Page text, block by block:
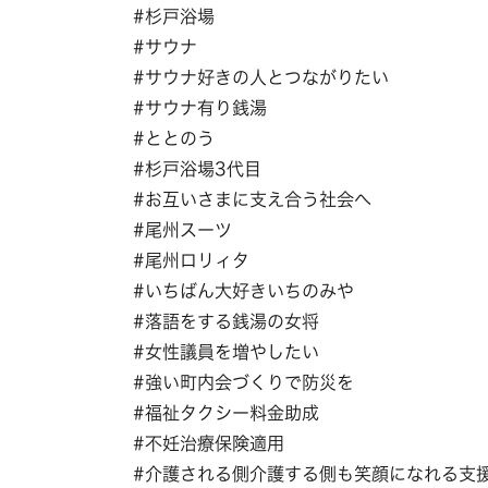
#杉戸浴場
#サウナ
#サウナ好きの人とつながりたい
#サウナ有り銭湯
#ととのう
#杉戸浴場3代目
#お互いさまに支え合う社会へ
#尾州スーツ
#尾州ロリィタ
#いちばん大好きいちのみや
#落語をする銭湯の女将
#女性議員を増やしたい
#強い町内会づくりで防災を
#福祉タクシー料金助成
#不妊治療保険適用
#介護される側介護する側も笑顔になれる支